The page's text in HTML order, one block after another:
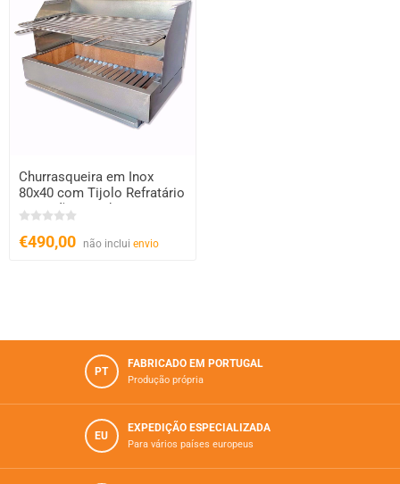
Churrasqueira em Inox
80x40 com Tijolo Refratário
– Carvão e Lenha
€490,00 não inclui envio
PT
FABRICADO EM PORTUGAL
Produção própria
EU
EXPEDIÇÃO ESPECIALIZADA
Para vários paí­ses europeus